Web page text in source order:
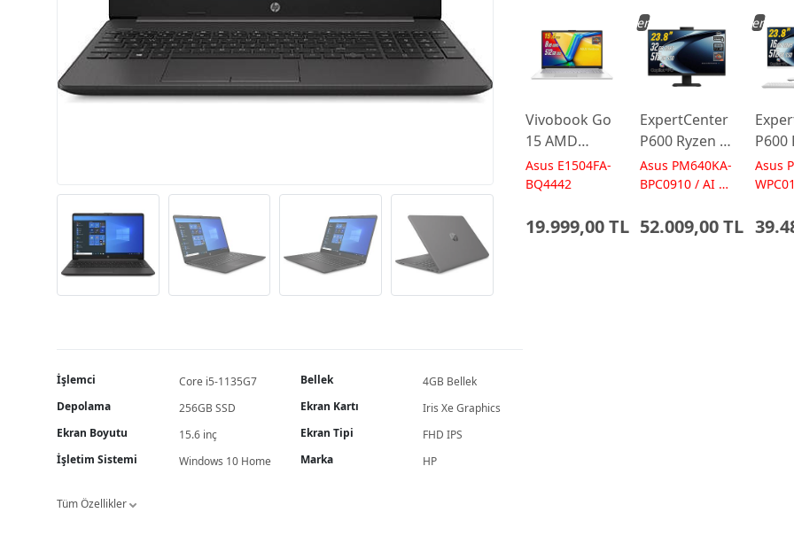
Vivobook Go
15 AMD
Ryzen 5
7520U 8GB
FreeDos
Asus E1504FA-
BQ4442
19.999,00 TL
ExpertCenter
P600 Ryzen AI
7-350 32GB
512GB 23.8
Siyah AI-
Asus PM640KA-
BPC0910 / AI 50
52.009,00 TL
Yeni
P600
5-
Asus
Yeni
İşlemci Core i5-1135G7 Bellek
4GB Bellek
Depolama
256GB SSD Ekran Kartı
Iris Xe Graphics
Ekran Boyutu
15.6 inç Ekran Tipi
FHD IPS
İşletim Sistemi
Windows 10 Home Marka HP
Tüm Özellikler